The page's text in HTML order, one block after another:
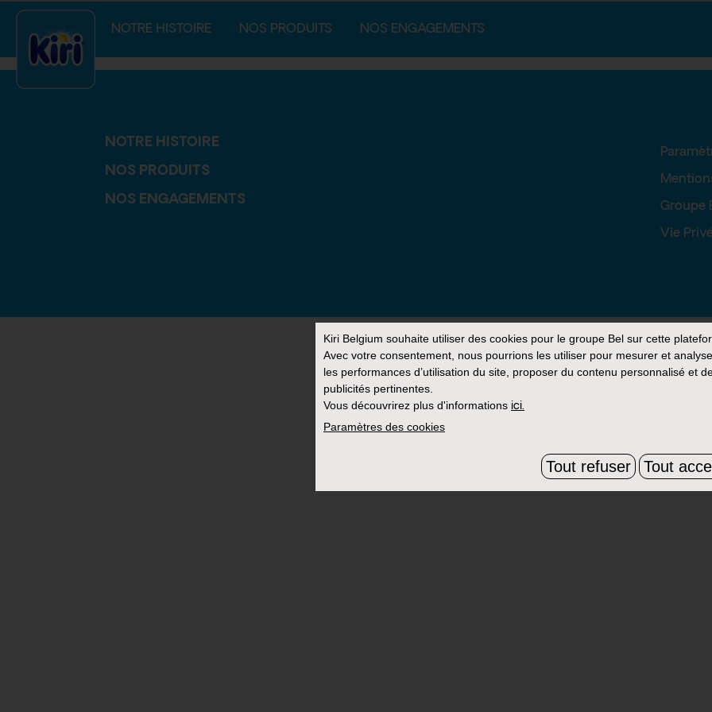
NOTRE HISTOIRE NOS PRODUITS NOS ENGAGEMENTS
index.php
NOTRE HISTOIRE
NOS PRODUITS
NOS ENGAGEMENTS Groupe
Vie
Kiri Belgium souhaite utiliser des cookies pour le groupe Bel sur cette
Avec votre consentement, nous pourrions les utiliser pour mesurer et
les performances d’utilisation du site, proposer du contenu personnalisé et
publicités pertinentes.
Vous découvrirez plus d'informations ici.
Paramètres des cookies
Tout refuser Tout